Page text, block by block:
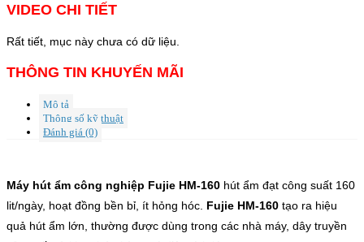
VIDEO CHI TIẾT
Rất tiết, mục này chưa có dữ liệu.
THÔNG TIN KHUYẾN MÃI
Mô tả
Thông số kỹ thuật
Đánh giá (0)
Máy hút ẩm công nghiệp Fujie HM-160 hút ẩm đạt công suất 160
lit/ngày, hoạt đồng bền bỉ, ít hỏng hóc. Fujie HM-160 tạo ra hiệu
quả hút ẩm lớn, thường được dùng trong các nhà máy, dây truyền